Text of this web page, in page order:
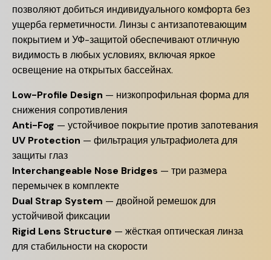
позволяют добиться индивидуального комфорта без
ущерба герметичности. Линзы с антизапотевающим
покрытием и УФ-защитой обеспечивают отличную
видимость в любых условиях, включая яркое
освещение на открытых бассейнах.
Low-Profile Design — низкопрофильная форма для
снижения сопротивления
Anti-Fog — устойчивое покрытие против запотевания
UV Protection — фильтрация ультрафиолета для
защиты глаз
Interchangeable Nose Bridges — три размера
перемычек в комплекте
Dual Strap System — двойной ремешок для
устойчивой фиксации
Rigid Lens Structure — жёсткая оптическая линза
для стабильности на скорости